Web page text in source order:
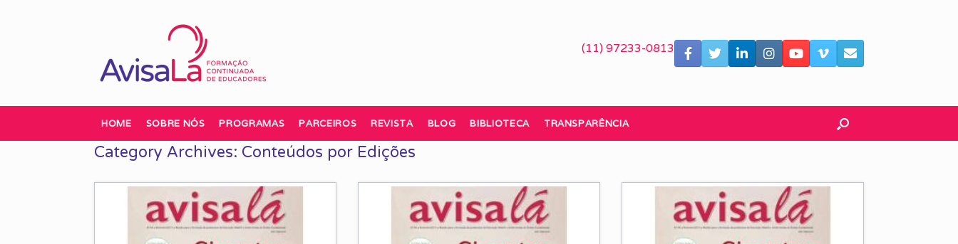
(11) 97233-0813
HOME SOBRE NÓS PROGRAMAS PARCEIROS REVISTA BLOG BIBLIOTECA TRANSPARÊNCIA
Category Archives: Conteúdos por Edições